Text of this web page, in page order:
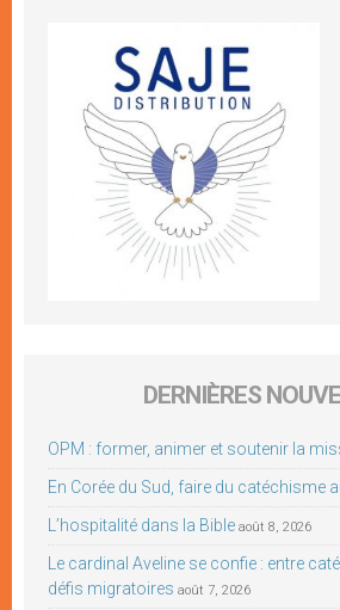
DERNIÈRES
OPM : former, animer et soutenir la
En Corée du Sud, faire du catéchisme
L’hospitalité dans la Bible août 8, 2026
Le cardinal Aveline se confie : entre
défis migratoires août 7, 2026